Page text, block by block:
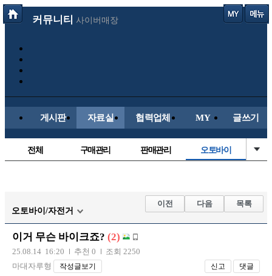
커뮤니티 사이버매장
게시판 자료실 협력업체 MY 글쓰기
전체 구매관리 판매관리 오토바이
유머게시판 교통사고
국산차
자동차사진 후방주의방 레이싱모델
트럭/버스 올드카/추억
오토바이/자전거
이전 다음 목록
이거 무슨 바이크죠? (2)
25.08.14 16:20 추천 0
조회 2250
마대자루형
작성글보기 신고 댓글